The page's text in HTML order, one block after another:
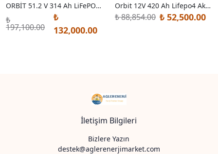
ORBİT 51.2 V 314 Ah LiFePO4 Akü-Low Voltage-Metal Kasa
₺
197,100.00
₺
132,000.00
Orbit 12V 420 Ah Lifepo4 Akü-Abs Kasa
₺ 88,854.00 ₺ 52,500.00
İletişim Bilgileri
Bizlere Yazın
destek@aglerenerjimarket.com